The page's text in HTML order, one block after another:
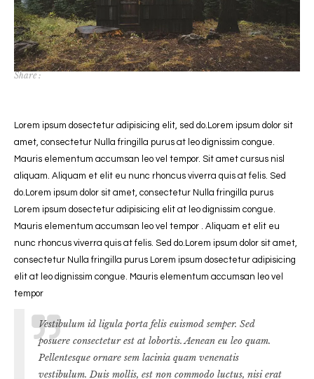
Share :
Lorem ipsum dosectetur adipisicing elit, sed do.Lorem ipsum dolor sit
amet, consectetur Nulla fringilla purus at leo dignissim congue.
Mauris elementum accumsan leo vel tempor. Sit amet cursus nisl
aliquam. Aliquam et elit eu nunc rhoncus viverra quis at felis. Sed
do.Lorem ipsum dolor sit amet, consectetur Nulla fringilla purus
Lorem ipsum dosectetur adipisicing elit at leo dignissim congue.
Mauris elementum accumsan leo vel tempor . Aliquam et elit eu
nunc rhoncus viverra quis at felis. Sed do.Lorem ipsum dolor sit amet,
consectetur Nulla fringilla purus Lorem ipsum dosectetur adipisicing
elit at leo dignissim congue. Mauris elementum accumsan leo vel
tempor
Vestibulum id ligula porta felis euismod semper. Sed
posuere consectetur est at lobortis. Aenean eu leo quam.
Pellentesque ornare sem lacinia quam venenatis
vestibulum. Duis mollis, est non commodo luctus, nisi erat